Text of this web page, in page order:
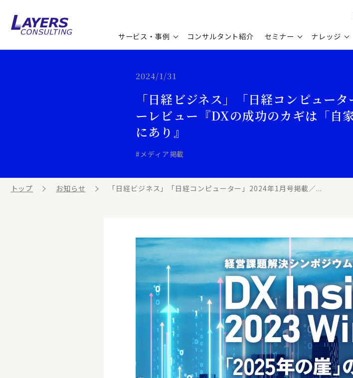
サービス・事例 コンサルタント紹介 セミナー ナレッジ
コンサルティングサービス
コンサルティング事例
新規事
M&A支援
グループ
セミナー情報
配信中の
最新ソリューション
ビジネス用語集
ビジネステーマ解説集
動画ライブラリ
経営企画
IT・デジ
連載／寄稿／書籍
トップメ
顧問紹介
メディア
2024/1/31
「日経ビジネス」「日経コンピュー
ーレビュー『DXの成功のカギは「自
にあり』
#メディア掲載
トップ お知らせ 「日経ビジネス」「日経コンピューター」2024年1月号掲載／...